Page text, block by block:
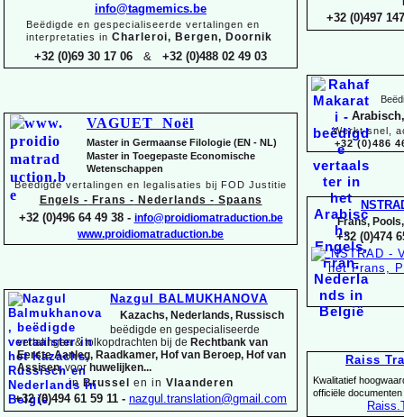
+32 (0)497
Werkt snel,
+32 (0)486
Frans,
+32 (0)474
Raiss
Kwalitatief
officiële
Raiss
info@tagmemics.be
Beëdigde en gespecialiseerde vertalingen en
interpretaties in Charleroi, Bergen, Doornik
+32 (0)69 30 17 06 & +32 (0)488 02 49 03
VAGUET Noël
Master in Germaanse Filologie (EN - NL)
Master in Toegepaste Economische
Wetenschappen
Beëdigde vertalingen en legalisaties bij FOD Justitie
Engels - Frans - Nederlands - Spaans
+32 (0)496 64 49 38 - info@proidiomatraduction.be
www.proidiomatraduction.be
Nazgul BALMUKHANOVA
Kazachs, Nederlands, Russisch
beëdigde en gespecialiseerde
vertalingen &tolkopdrachten bij de Rechtbank van
Eerste Aanleg, Raadkamer, Hof van Beroep, Hof van
Assisen,voor huwelijken...
in Brussel en in Vlaanderen
+32 (0)494 61 59 11 - nazgul.translation@gmail.com